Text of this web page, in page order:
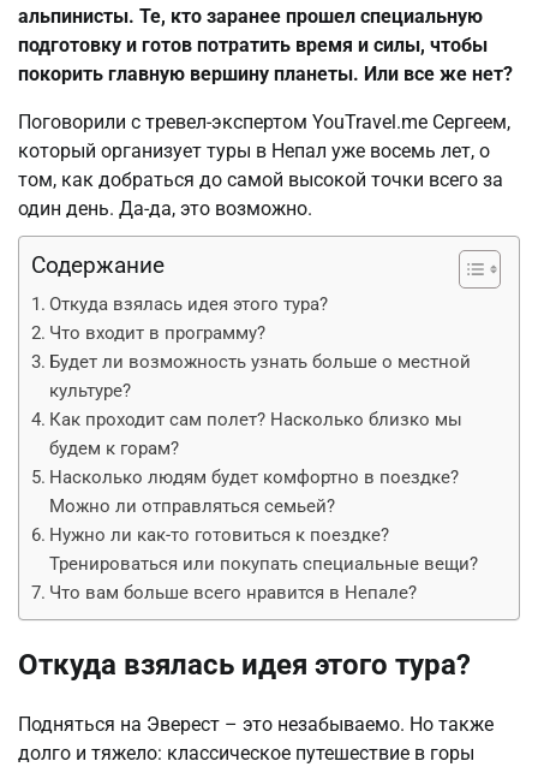
альпинисты. Те, кто заранее прошел специальную
подготовку и готов потратить время и силы, чтобы
покорить главную вершину планеты. Или все же нет?
Поговорили с тревел-экспертом YouTravel.me Сергеем,
который организует туры в Непал уже восемь лет, о
том, как добраться до самой высокой точки всего за
один день. Да-да, это возможно.
Содержание
Откуда взялась идея этого тура?
Что входит в программу?
Будет ли возможность узнать больше о местной
культуре?
Как проходит сам полет? Насколько близко мы
будем к горам?
Насколько людям будет комфортно в поездке?
Можно ли отправляться семьей?
Нужно ли как-то готовиться к поездке?
Тренироваться или покупать специальные вещи?
Что вам больше всего нравится в Непале?
Откуда взялась идея этого тура?
Подняться на Эверест – это незабываемо. Но также
долго и тяжело: классическое путешествие в горы